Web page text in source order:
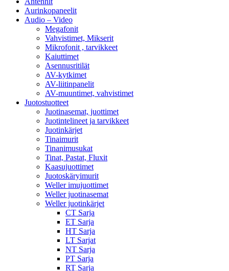
Aurinkopaneelit
Audio – Video
Megafonit
Vahvistimet, Mikserit
Mikrofonit , tarvikkeet
Kaiuttimet
Asennusritilät
AV-kytkimet
AV-liitinpanelit
AV-muuntimet, vahvistimet
Juotostuotteet
Juotinasemat, juottimet
Juotintelineet ja tarvikkeet
Juotinkärjet
Tinaimurit
Tinanimusukat
Tinat, Pastat, Fluxit
Kaasujuottimet
Juotoskäryimurit
Weller imujuottimet
Weller juotinasemat
Weller juotinkärjet
CT Sarja
ET Sarja
HT Sarja
LT Sarjat
NT Sarja
PT Sarja
RT Sarja